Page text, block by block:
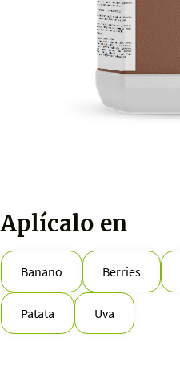
Aplícalo en
Banano Berries
Patata Uva